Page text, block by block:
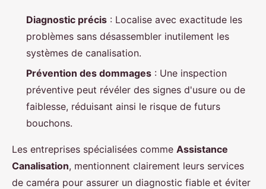
Diagnostic précis : Localise avec exactitude les
problèmes sans désassembler inutilement les
systèmes de canalisation.
Prévention des dommages : Une inspection
préventive peut révéler des signes d'usure ou de
faiblesse, réduisant ainsi le risque de futurs
bouchons.
Les entreprises spécialisées comme Assistance
Canalisation, mentionnent clairement leurs services
de caméra pour assurer un diagnostic fiable et éviter